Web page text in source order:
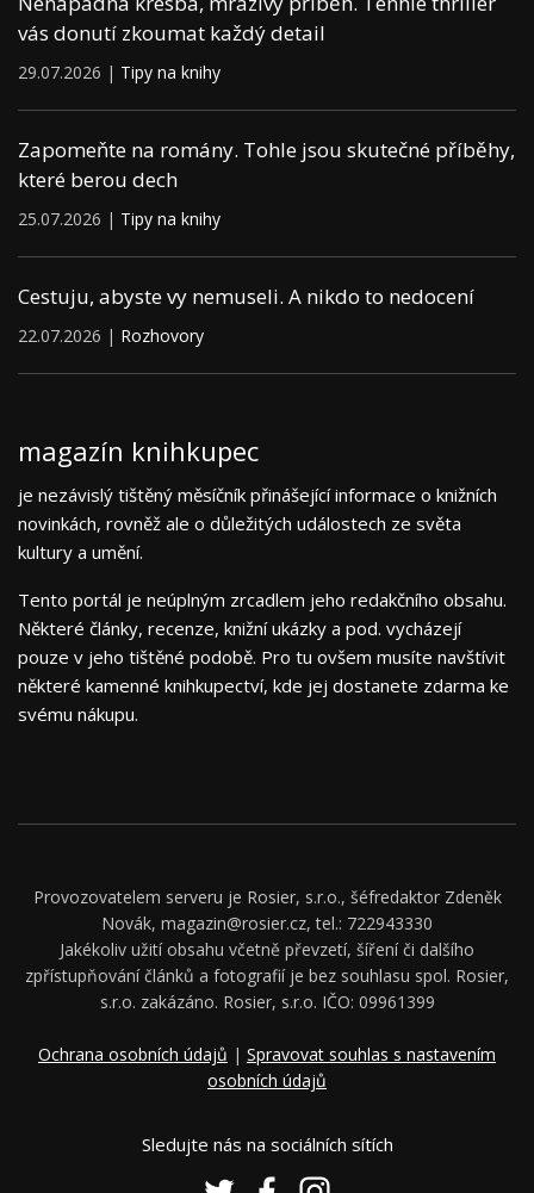
vás donutí zkoumat každý detail
29.07.2026 | Tipy na knihy
Zapomeňte na romány. Tohle jsou skutečné příběhy,
které berou dech
25.07.2026 | Tipy na knihy
Cestuju, abyste vy nemuseli. A nikdo to nedocení
22.07.2026 | Rozhovory
magazín knihkupec
je nezávislý tištěný měsíčník přinášející informace o knižních
novinkách, rovněž ale o důležitých událostech ze světa
kultury a umění.
Tento portál je neúplným zrcadlem jeho redakčního obsahu.
Některé články, recenze, knižní ukázky a pod. vycházejí
pouze v jeho tištěné podobě. Pro tu ovšem musíte navštívit
některé kamenné knihkupectví, kde jej dostanete zdarma ke
svému nákupu.
Provozovatelem serveru je Rosier, s.r.o., šéfredaktor Zdeněk
Novák, magazin@rosier.cz, tel.: 722943330
Jakékoliv užití obsahu včetně převzetí, šíření či dalšího
zpřístupňování článků a fotografií je bez souhlasu spol. Rosier,
s.r.o. zakázáno. Rosier, s.r.o. IČO: 09961399
Ochrana osobních údajů | Spravovat souhlas s nastavením
osobních údajů
Sledujte nás na sociálních sítích